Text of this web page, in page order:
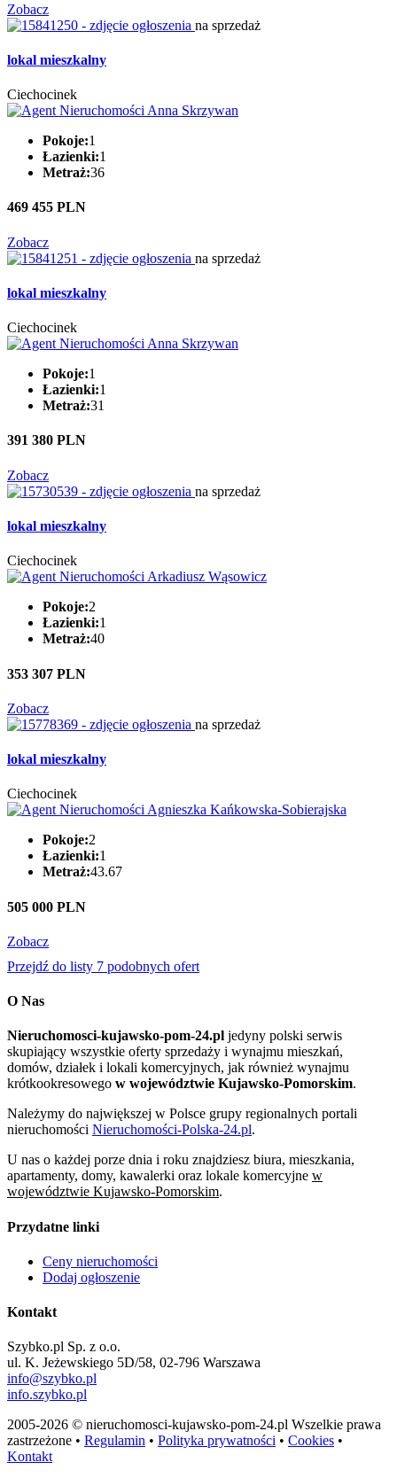
Zobacz
na sprzedaż
lokal mieszkalny
Ciechocinek
Pokoje:1
Łazienki:1
Metraż:36
469 455 PLN
Zobacz
na sprzedaż
lokal mieszkalny
Ciechocinek
Pokoje:1
Łazienki:1
Metraż:31
391 380 PLN
Zobacz
na sprzedaż
lokal mieszkalny
Ciechocinek
Pokoje:2
Łazienki:1
Metraż:40
353 307 PLN
Zobacz
na sprzedaż
lokal mieszkalny
Ciechocinek
Pokoje:2
Łazienki:1
Metraż:43.67
505 000 PLN
Zobacz
Przejdź do listy 7 podobnych ofert
O Nas
Nieruchomosci-kujawsko-pom-24.pl jedyny polski serwis
skupiający wszystkie oferty sprzedaży i wynajmu mieszkań,
domów, działek i lokali komercyjnych, jak również wynajmu
krótkookresowego w województwie Kujawsko-Pomorskim.
Należymy do największej w Polsce grupy regionalnych portali
nieruchomości Nieruchomości-Polska-24.pl.
U nas o każdej porze dnia i roku znajdziesz biura, mieszkania,
apartamenty, domy, kawalerki oraz lokale komercyjne w
województwie Kujawsko-Pomorskim.
Przydatne linki
Ceny nieruchomości
Dodaj ogłoszenie
Kontakt
Szybko.pl Sp. z o.o.
ul. K. Jeżewskiego 5D/58, 02-796 Warszawa
info@szybko.pl
info.szybko.pl
2005-2026 © nieruchomosci-kujawsko-pom-24.pl Wszelkie prawa
zastrzeżone • Regulamin • Polityka prywatności • Cookies •
Kontakt